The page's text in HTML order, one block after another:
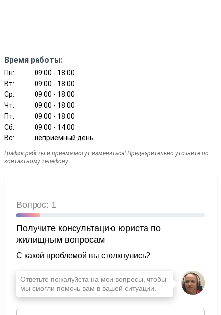
Время работы:
Пн:
09:00 - 18:00
Вт:
09:00 - 18:00
Ср:
09:00 - 18:00
Чт:
09:00 - 18:00
Пт:
09:00 - 18:00
Сб:
09:00 - 14:00
Вс:
неприемный день
График работы и приема могут измениться! Предварительно уточните по
контактному телефону.